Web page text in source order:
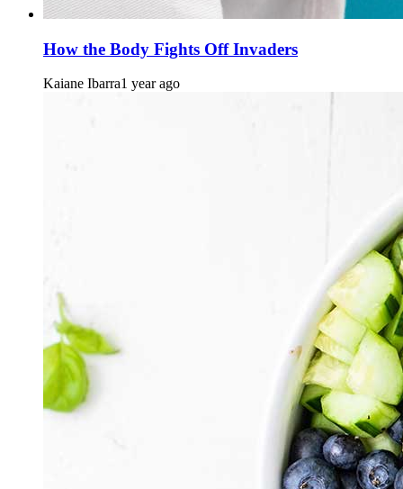
How the Body Fights Off Invaders
Kaiane Ibarra1 year ago